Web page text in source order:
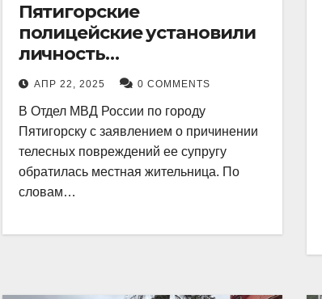
Пятигорские
полицейские установили
личность
злоумышленника,
причинившего телесные
повреждения местному
жителю
АПР 22, 2025 0 COMMENTS
В Отдел МВД России по городу
Пятигорску с заявлением о причинении
телесных повреждений ее супругу
обратилась местная жительница. По
словам…